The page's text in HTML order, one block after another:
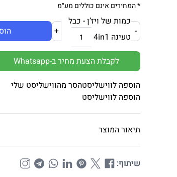
* המחירים אינם כוללים מע״מ
-
כמות של ויז’ן - כבל
טעינה 4in1
+
לקבלת הצעת מחיר ב-Whatsapp
הוספה לווישליסטהסר מהווישליסט שלי
הוספה לווישליסט
תיאור המוצר
שיתוף: